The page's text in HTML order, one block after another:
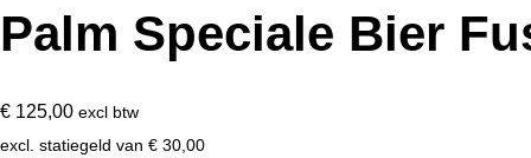
Palm Speciale Bier
€ 125,00 excl btw
excl. statiegeld van € 30,00